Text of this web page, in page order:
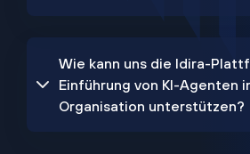
Wie kann uns die Idira-
Einführung von KI-Agenten
Organisation unterstützen?